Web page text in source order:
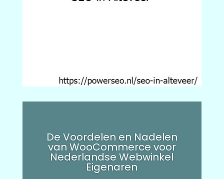
De Voordelen en Nadelen
van WooCommerce voor
Nederlandse Webwinkel
Eigenaren